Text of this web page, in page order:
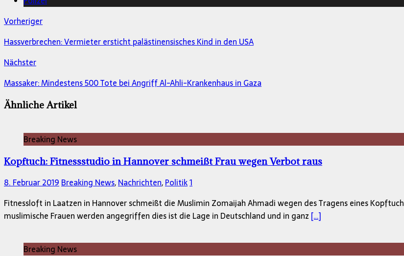
Vorheriger
Hassverbrechen: Vermieter ersticht palästinensisches Kind in den USA
Nächster
Massaker: Mindestens 500 Tote bei Angriff Al-Ahli-Krankenhaus in Gaza
Ähnliche Artikel
Breaking News
Kopftuch: Fitnessstudio in Hannover schmeißt Frau wegen Verbot raus
8. Februar 2019Breaking News,Nachrichten,Politik1
Fitnessloft in Laatzen in Hannover schmeißt die Muslimin Zomaijah Ahmadi wegen des Tragens eines
muslimische Frauen werden angegriffen dies ist die Lage in Deutschland und in ganz […]
Breaking News